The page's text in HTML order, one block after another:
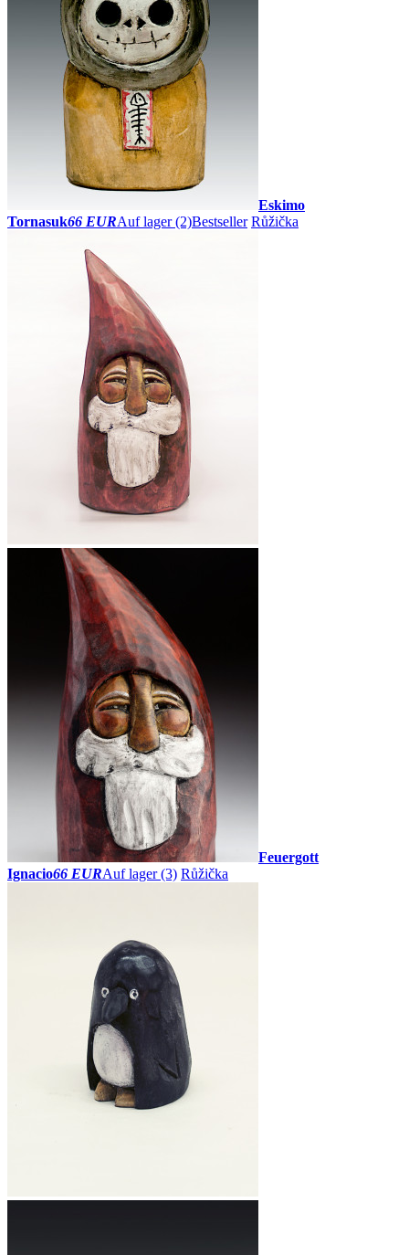
Eskimo
Tornasuk66 EURAuf lager (2)Bestseller Růžička
Feuergott
Ignacio66 EURAuf lager (3) Růžička